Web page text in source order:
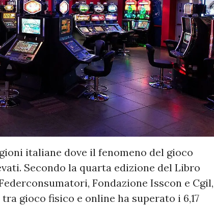
italiane dove il fenomeno del gioco
Secondo la quarta edizione del Libro
Fondazione Isscon e Cgil,
gioco fisico e online ha superato i 6,17